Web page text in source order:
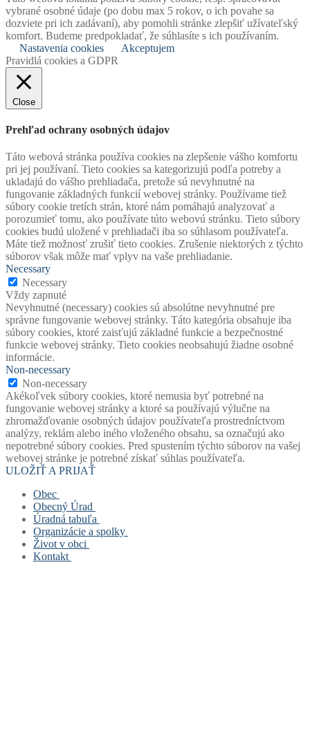
vybrané osobné údaje (po dobu max 5 rokov, o ich povahe sa
dozviete pri ich zadávaní), aby pomohli stránke zlepšiť užívateľský
komfort. Budeme predpokladať, že súhlasíte s ich používaním.
Nastavenia cookies
Akceptujem
Pravidlá cookies a GDPR
Close
Prehľad ochrany osobných údajov
Táto webová stránka používa cookies na zlepšenie vášho komfortu
pri jej používaní. Tieto cookies sa kategorizujú podľa potreby a
ukladajú do vášho prehliadača, pretože sú nevyhnutné na
fungovanie základných funkcií webovej stránky. Používame tiež
súbory cookie tretích strán, ktoré nám pomáhajú analyzovať a
porozumieť tomu, ako používate túto webovú stránku. Tieto súbory
cookies budú uložené v prehliadači iba so súhlasom používateľa.
Máte tiež možnosť zrušiť tieto cookies. Zrušenie niektorých z týchto
súborov však môže mať vplyv na vaše prehliadanie.
Necessary
Necessary
Vždy zapnuté
Nevyhnutné (necessary) cookies sú absolútne nevyhnutné pre
správne fungovanie webovej stránky. Táto kategória obsahuje iba
súbory cookies, ktoré zaisťujú základné funkcie a bezpečnostné
funkcie webovej stránky. Tieto cookies neobsahujú žiadne osobné
informácie.
Non-necessary
Non-necessary
Akékoľvek súbory cookies, ktoré nemusia byť potrebné na
fungovanie webovej stránky a ktoré sa používajú výlučne na
zhromažďovanie osobných údajov používateľa prostredníctvom
analýzy, reklám alebo iného vloženého obsahu, sa označujú ako
nepotrebné súbory cookies. Pred spustením týchto súborov na vašej
webovej stránke je potrebné získať súhlas používateľa.
ULOŽIŤ A PRIJAŤ
Obec
Stará verzia webu
História obce
Mapový portál obce
Štatút obce
Symboly obce
Obecný Úrad
Obecný úrad
Starosta obce
Zástupca starostu
Hlavný kontrolór
Úradná tabuľa
Úradná tabuľa
Povinne zverejňované dokumenty
Civilná ochrana
Organizácie a spolky
Základná a materská škola
Obecná knižnica
Život v obci
Život v obci
Kontakt